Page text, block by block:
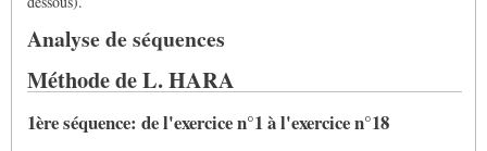
Analyse de séquences
Méthode de L. HARA
1ère séquence: de l'exercice n°1 à l'exercice n°18